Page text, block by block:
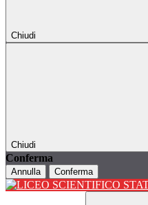
Chiudi
Chiudi
Conferma
Annulla Conferma